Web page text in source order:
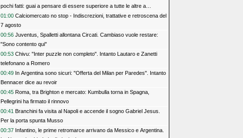
pochi fatti: guai a pensare di essere superiore a tutte le altre a
prescindere. Juve, il portiere può diventare un "problema". Milan-Leao,
serve una decisione netta
01:00 Calciomercato no stop - Indiscrezioni, trattative e retroscena del
7 agosto
00:56 Juventus, Spalletti allontana Circati. Cambiaso vuole restare:
"Sono contento qui"
00:53 Chivu: "Inter puzzle non completo". Intanto Lautaro e Zanetti
telefonano a Romero
00:49 In Argentina sono sicuri: "Offerta del Milan per Paredes". Intanto
Bennacer dice au revoir
00:45 Roma, tra Brighton e mercato: Kumbulla torna in Spagna,
Pellegrini ha firmato il rinnovo
00:41 Branchini fa visita al Napoli e accende il sogno Gabriel Jesus.
Per la porta spunta Musso
00:37 Infantino, le prime retromarce arrivano da Messico e Argentina.